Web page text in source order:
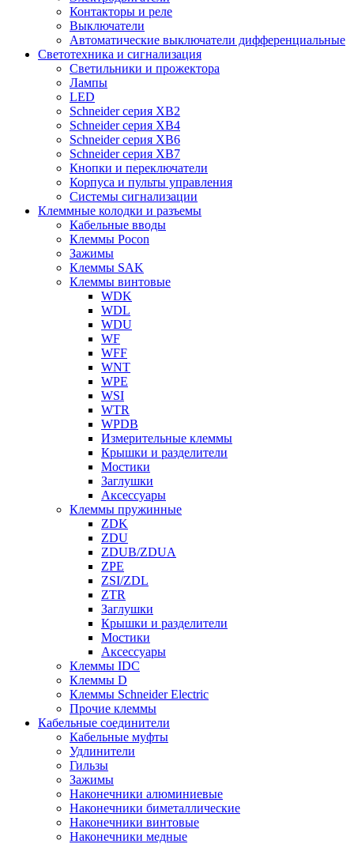
Контакторы и реле
Выключатели
Автоматические выключатели дифференциальные
Светотехника и сигнализация
Светильники и прожектора
Лампы
LED
Schneider серия XB2
Schneider серия XB4
Schneider серия XB6
Schneider серия XB7
Кнопки и переключатели
Корпуса и пульты управления
Системы сигнализации
Клеммные колодки и разъемы
Кабельные вводы
Клеммы Pocon
Зажимы
Клеммы SAK
Клеммы винтовые
WDK
WDL
WDU
WF
WFF
WNT
WPE
WSI
WTR
WPDB
Измерительные клеммы
Крышки и разделители
Мостики
Заглушки
Аксессуары
Клеммы пружинные
ZDK
ZDU
ZDUB/ZDUA
ZPE
ZSI/ZDL
ZTR
Заглушки
Крышки и разделители
Мостики
Аксессуары
Клеммы IDC
Клеммы D
Клеммы Schneider Electric
Прочие клеммы
Кабельные соединители
Кабельные муфты
Удлинители
Гильзы
Зажимы
Наконечники алюминиевые
Наконечники биметаллические
Наконечники винтовые
Наконечники медные